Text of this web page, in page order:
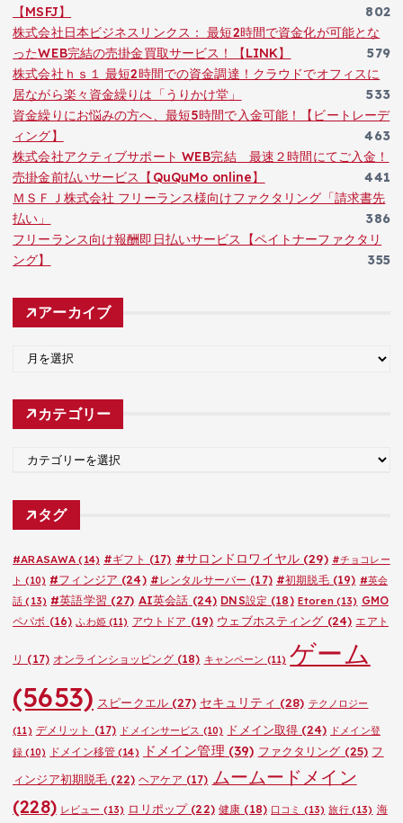
【MSFJ】
802
株式会社日本ビジネスリンクス： 最短2時間で資金化が可能とな
ったWEB完結の売掛金買取サービス！【LINK】
579
株式会社ｈｓ１ 最短2時間での資金調達！クラウドでオフィスに
居ながら楽々資金繰りは「うりかけ堂」
533
資金繰りにお悩みの方へ、最短5時間で入金可能！【ビートレーデ
ィング】
463
株式会社アクティブサポート WEB完結 最速２時間にてご入金！
売掛金前払いサービス【QuQuMo online】
441
ＭＳＦＪ株式会社 フリーランス様向けファクタリング「請求書先
払い」
386
フリーランス向け報酬即日払いサービス【ペイトナーファクタリ
ング】
355
アーカイブ
カ
カテゴリー
ゴ
タグ
#ARASAWA (14) #ギフト (17) #サロンドロワイヤル(29) #チョコレー
ト (10) #フィンジア (24) #レンタルサーバー (17) #初期脱毛(19) #英会
話 (13) #英語学習 (27) AI英会話 (24) DNS設定 (18) Etoren(13) GMO
ペパボ (16) ふわ姫(11) アウトドア (19) ウェブホスティング (24) エアト
リ (17) オンラインショッピング(18) キャンペーン (11) ゲーム
(5653) スピークエル(27) セキュリティ (28) テクノロジー
(11) デメリット (17) ドメインサービス (10) ドメイン取得 (24) ドメイン登
録 (10) ドメイン移管(14) ドメイン管理 (39) ファクタリング (25) フ
ィンジア初期脱毛 (22) ヘアケア (17) ムームードメイン
(228) レビュー (13) ロリポップ(22) 健康 (18) 口コミ (13) 旅行(13) 海